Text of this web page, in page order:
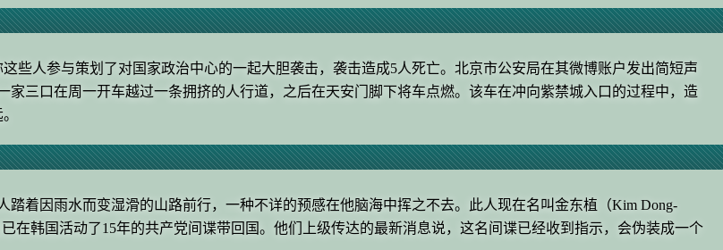
些人参与策划了对国家政治中心的一起大胆袭击，袭击造成5人死亡。北京市公安局在其微博账户发出简短声
三口在周一开车越过一条拥挤的人行道，之后在天安门脚下将车点燃。该车在冲向紫禁城入口的过程中，造
着因雨水而变湿滑的山路前行，一种不详的预感在他脑海中挥之不去。此人现在名叫金东植（Kim Dong-
在韩国活动了15年的共产党间谍带回国。他们上级传达的最新消息说，这名间谍已经收到指示，会伪装成一个